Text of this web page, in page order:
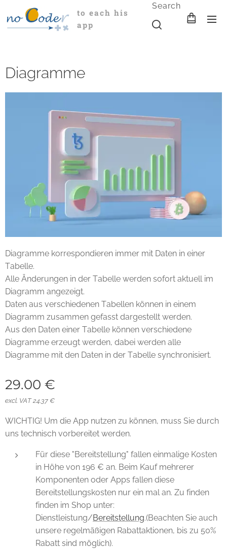
to each his
app
Search
Diagramme
Diagramme korrespondieren immer mit Daten in einer
Tabelle.
Alle Änderungen in der Tabelle werden sofort aktuell im
Diagramm angezeigt.
Daten aus verschiedenen Tabellen können in einem
Diagramm zusammen gefasst dargestellt werden.
Aus den Daten einer Tabelle können verschiedene
Diagramme erzeugt werden, dabei werden alle
Diagramme mit den Daten in der Tabelle synchronisiert.
29.00 €
excl. VAT 24.37 €
WICHTIG! Um die App nutzen zu können, muss Sie durch
uns technisch vorbereitet werden.
Für diese "Bereitstellung" fallen einmalige Kosten
in Höhe von 196 € an. Beim Kauf mehrerer
Komponenten oder Apps fallen diese
Bereitstellungskosten nur ein mal an. Zu finden
finden im Shop unter:
Dienstleistung/Bereitstellung.(Beachten Sie auch
unsere regelmäßigen Rabattaktionen, bis zu 50%
Rabatt sind möglich).